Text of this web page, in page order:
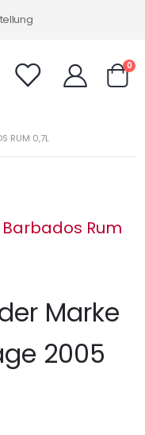
0
RUM 0,7L
Rum
Marke
2005